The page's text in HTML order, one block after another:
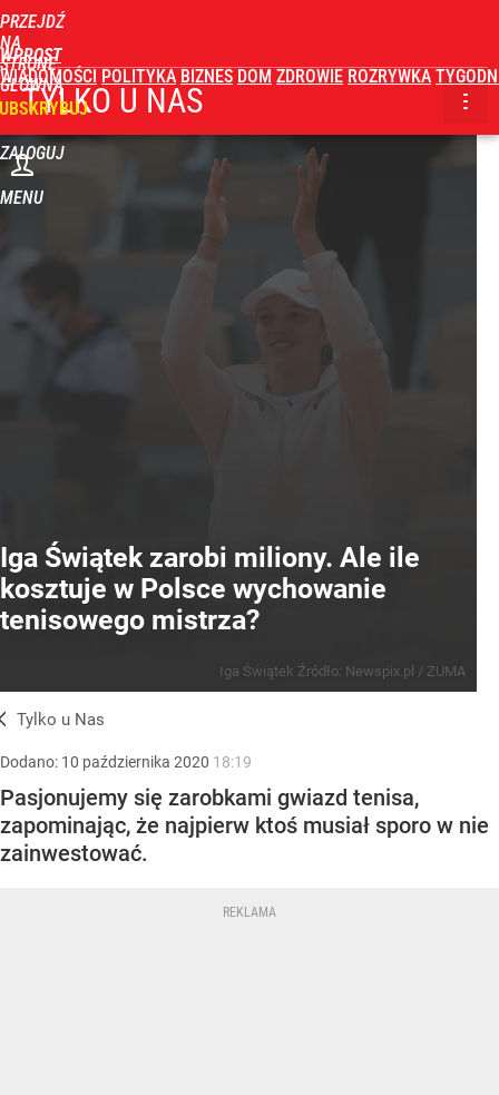
PRZEJDŹ
NA
STRONĘ
GŁÓWNĄ
WPROST
WIADOMOŚCI POLITYKA BIZNES DOM ZDROWIE ROZRYWKA
ZALOGUJ
MENU
TYLKO U NAS
Iga Świątek zarobi miliony. Ale ile
kosztuje w Polsce wychowanie
tenisowego mistrza?
Iga Świątek Źródło: Newspix.pl / ZUMA
Tylko u Nas
Dodano: 10 października 2020 18:19
Pasjonujemy się zarobkami gwiazd tenisa,
zapominając, że najpierw ktoś musiał sporo w nie
zainwestować.